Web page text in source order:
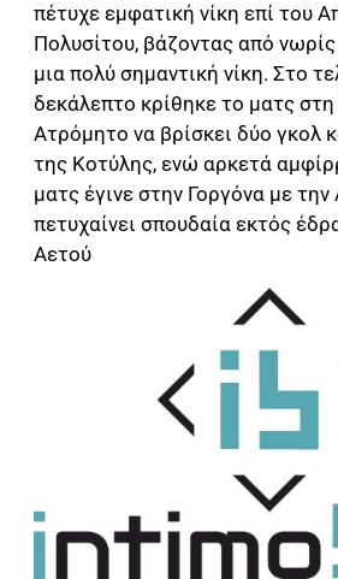
πέτυχε εμφατική νίκη επί του
Πολυσίτου, βάζοντας από νωρίς
μια πολύ σημαντική νίκη. Στο
δεκάλεπτο κρίθηκε το ματς
Ατρόμητο να βρίσκει δύο γκολ
της Κοτύλης, ενώ αρκετά
ματς έγινε στην Γοργόνα με
πετυχαίνει σπουδαία εκτός
Αετού